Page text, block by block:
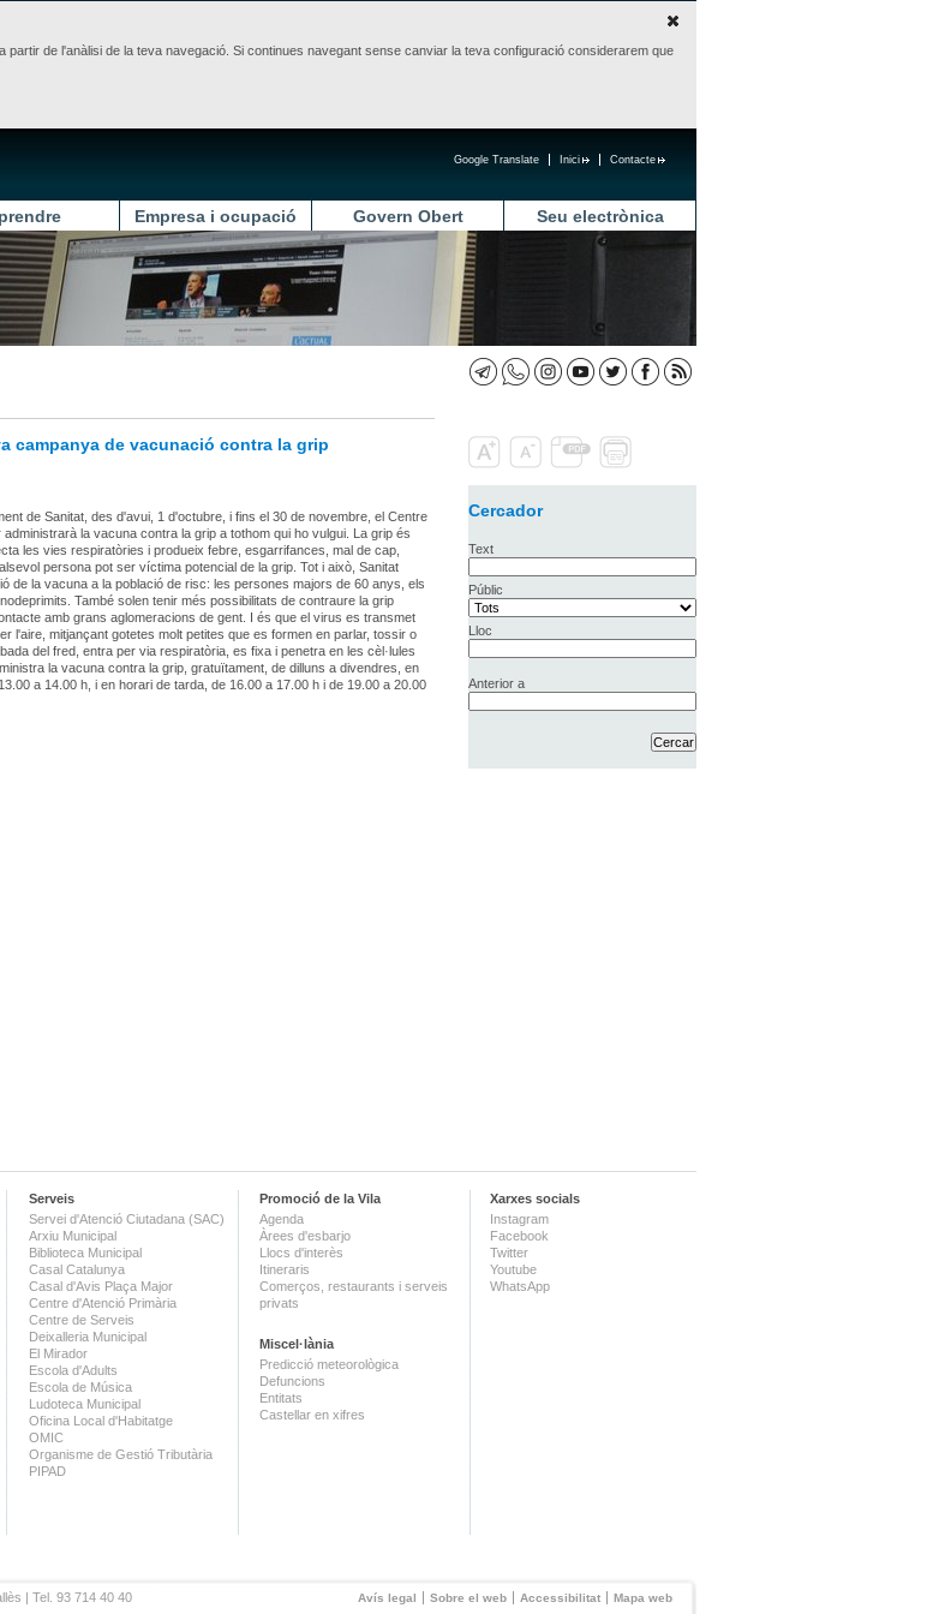
de l'anàlisi de la teva navegació. Si continues navegant sense canviar la teva configuració considerarem que
Contacte
Inici
Google Translate
Empresa i ocupació Govern Obert Seu electrònica
campanya de vacunació contra la grip
de Sanitat, des d'avui, 1 d'octubre, i fins el 30 de novembre, el Centre
la vacuna contra la grip a tothom qui ho vulgui. La grip és
les vies respiratòries i produeix febre, esgarrifances, mal de cap,
persona pot ser víctima potencial de la grip. Tot i això, Sanitat
de la vacuna a la població de risc: les persones majors de 60 anys, els
També solen tenir més possibilitats de contraure la grip
amb grans aglomeracions de gent. I és que el virus es transmet
l'aire, mitjançant gotetes molt petites que es formen en parlar, tossir o
del fred, entra per via respiratòria, es fixa i penetra en les cèl·lules
la vacuna contra la grip, gratuïtament, de dilluns a divendres, en
a 14.00 h, i en horari de tarda, de 16.00 a 17.00 h i de 19.00 a 20.00
Cercador
Text
Públic
Lloc
Anterior a
Serveis
Servei d'Atenció Ciutadana (SAC)
Arxiu Municipal
Biblioteca Municipal
Casal Catalunya
Casal d'Avis Plaça Major
Centre d'Atenció Primària
Centre de Serveis
Deixalleria Municipal
El Mirador
Escola d'Adults
Escola de Música
Ludoteca Municipal
Oficina Local d'Habitatge
OMIC
Organisme de Gestió Tributària
PIPAD
Promoció de la Vila
Agenda
Àrees d'esbarjo
Llocs d'interès
Itineraris
Comerços, restaurants i serveis
privats
Miscel·lània
Predicció meteorològica
Defuncions
Entitats
Castellar en xifres
Xarxes socials
Instagram
Facebook
Twitter
Youtube
WhatsApp
Avís legal Sobre el web Accessibilitat Mapa web
| Tel. 93 714 40 40